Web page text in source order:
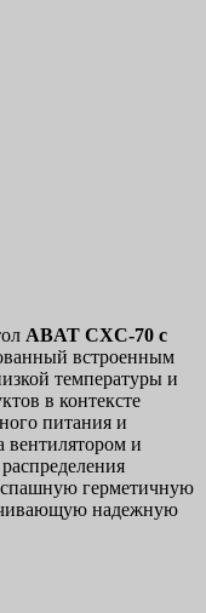
ABAT CXС-70 с
встроенным
температуры и
в контексте
питания и
вентилятором и
герметичную
надежную